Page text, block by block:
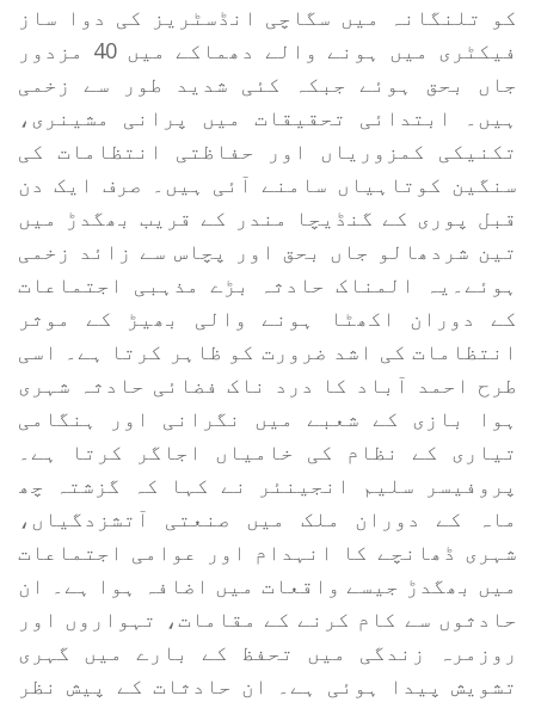
کو تلنگانہ میں سگاچی انڈسٹریز کی دوا ساز
فیکٹری میں ہونے والے دھماکے میں 40 مزدور
جاں بحق ہوئے جبکہ کئی شدید طور سے زخمی
ہیں۔ ابتدائی تحقیقات میں پرانی مشینری،
تکنیکی کمزوریاں اور حفاظتی انتظامات کی
سنگین کوتاہیاں سامنے آئی ہیں۔ صرف ایک دن
قبل پوری کے گنڈیچا مندر کے قریب بھگدڑ میں
تین شردھالو جاں بحق اور پچاس سے زائد زخمی
ہوئے۔یہ المناک حادثہ بڑے مذہبی اجتماعات
کے دوران اکھٹا ہونے والی بھیڑ کے موثر
انتظامات کی اشد ضرورت کو ظاہر کرتا ہے۔ اسی
طرح احمد آباد کا درد ناک فضائی حادثہ شہری
ہوا بازی کے شعبے میں نگرانی اور ہنگامی
تیاری کے نظام کی خامیاں اجاگر کرتا ہے۔
پروفیسر سلیم انجینئر نے کہا کہ گزشتہ چھ
ماہ کے دوران ملک میں صنعتی آتشزدگیاں،
شہری ڈھانچے کا انہدام اور عوامی اجتماعات
میں بھگدڑ جیسے واقعات میں اضافہ ہوا ہے۔ ان
حادثوں سے کام کرنے کے مقامات، تہواروں اور
روزمرہ زندگی میں تحفظ کے بارے میں گہری
تشویش پیدا ہوئی ہے۔ ان حادثات کے پیش نظر